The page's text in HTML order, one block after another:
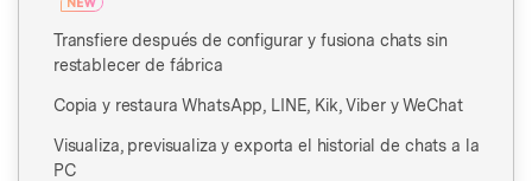
Transfiere después de configurar y fusiona chats sin
restablecer de fábrica
Copia y restaura WhatsApp, LINE, Kik, Viber y WeChat
Visualiza, previsualiza y exporta el historial de chats a la
PC